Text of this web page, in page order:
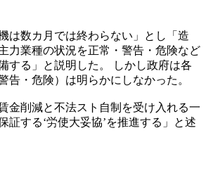
は数カ月では終わらない」とし「造
力業種の状況を正常・警告・危険など
する」と説明した。 しかし政府は各
告・危険）は明らかにしなかった。
金削減と不法スト自制を受け入れる一
証する‘労使大妥協’を推進する」と述